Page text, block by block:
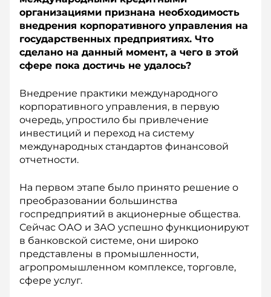
организациями признана необходимость
внедрения корпоративного управления на
государственных предприятиях. Что
сделано на данный момент, а чего в этой
сфере пока достичь не удалось?
Внедрение практики международного
корпоративного управления, в первую
очередь, упростило бы привлечение
инвестиций и переход на систему
международных стандартов финансовой
отчетности.
На первом этапе было принято решение о
преобразовании большинства
госпредприятий в акционерные общества.
Сейчас ОАО и ЗАО успешно функционируют
в банковской системе, они широко
представлены в промышленности,
агропромышленном комплексе, торговле,
сфере услуг.